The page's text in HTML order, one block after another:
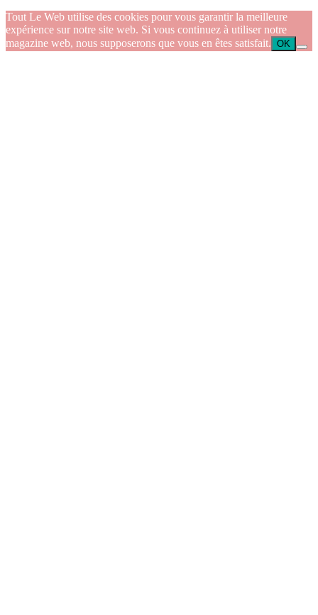
Tout Le Web utilise des cookies pour vous garantir la meilleure
expérience sur notre site web. Si vous continuez à utiliser notre
magazine web, nous supposerons que vous en êtes satisfait. OK